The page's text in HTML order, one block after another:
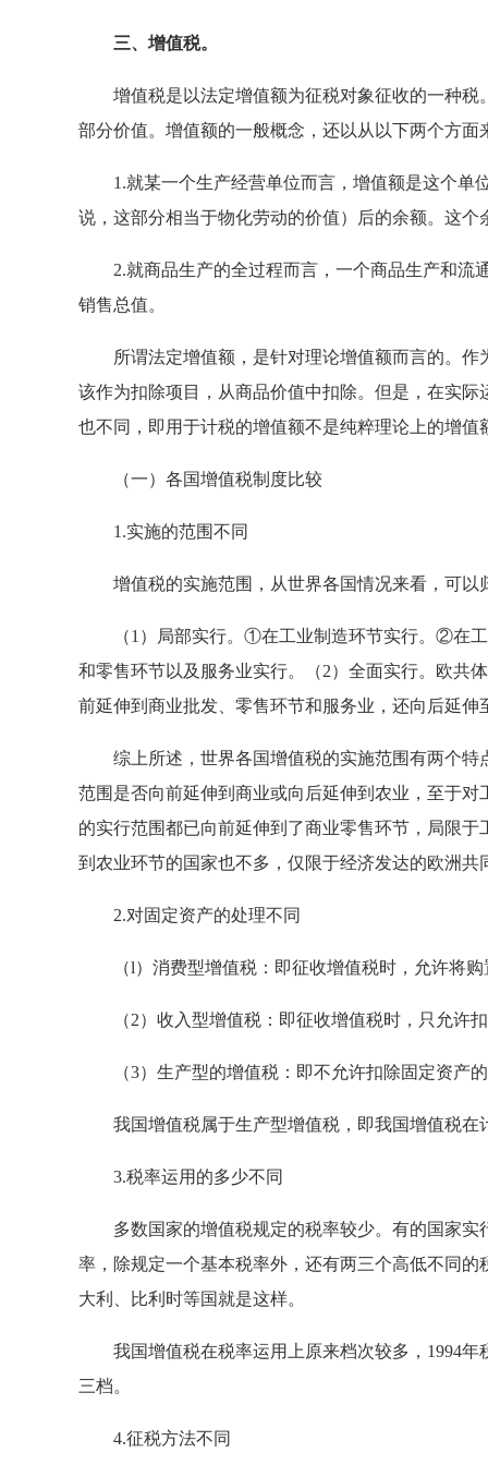
三、增值税。
增值税是以法定增值额为征税对象征收的一种税
部分价值。增值额的一般概念，还以从以下两个方面
1.就某一个生产经营单位而言，增值额是这个单
说，这部分相当于物化劳动的价值）后的余额。这
2.就商品生产的全过程而言，一个商品生产和流
销售总值。
所谓法定增值额，是针对理论增值额而言的。作
该作为扣除项目，从商品价值中扣除。但是，在实
也不同，即用于计税的增值额不是纯粹理论上的增值
（一）各国增值税制度比较
1.实施的范围不同
增值税的实施范围，从世界各国情况来看，可以
（1）局部实行。①在工业制造环节实行。②在工
和零售环节以及服务业实行。（2）全面实行。欧共
前延伸到商业批发、零售环节和服务业，还向后延伸
综上所述，世界各国增值税的实施范围有两个特
范围是否向前延伸到商业或向后延伸到农业，至于
的实行范围都已向前延伸到了商业零售环节，局限
到农业环节的国家也不多，仅限于经济发达的欧洲共
2.对固定资产的处理不同
（l）消费型增值税：即征收增值税时，允许将购
（2）收入型增值税：即征收增值税时，只允许扣
（3）生产型的增值税：即不允许扣除固定资产
我国增值税属于生产型增值税，即我国增值税在
3.税率运用的多少不同
多数国家的增值税规定的税率较少。有的国家实
率，除规定一个基本税率外，还有两三个高低不同
大利、比利时等国就是这样。
我国增值税在税率运用上原来档次较多，1994年
三档。
4.征税方法不同